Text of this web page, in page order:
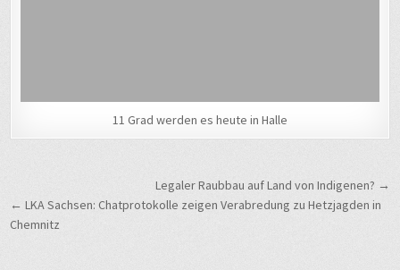
11 Grad werden es heute in Halle
BeitragsnavigationLegaler Raubbau auf Land von Indigenen? →
← LKA Sachsen: Chatprotokolle zeigen Verabredung zu Hetzjagden in
Chemnitz